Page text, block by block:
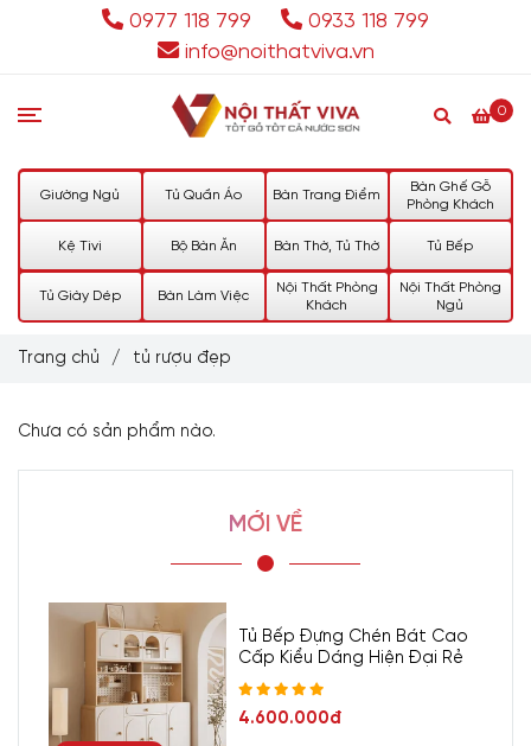
0977 118 799
0933 118 799
info@noithatviva.vn
0
Giường Ngủ Tủ Quần Áo Bàn Trang Điểm
Bàn Ghế Gỗ
Phòng Khách
Kệ Tivi Bộ Bàn Ăn Bàn Thờ, Tủ Thờ Tủ Bếp
Tủ Giày Dép Bàn Làm Việc
Nội Thất Phòng
Khách
Nội Thất Phòng
Ngủ
Trang chủ / tủ rượu đẹp
Chưa có sản phẩm nào.
MỚI VỀ
Tủ Bếp Đựng Chén Bát Cao
Cấp Kiểu Dáng Hiện Đại Rẻ
4.600.000đ